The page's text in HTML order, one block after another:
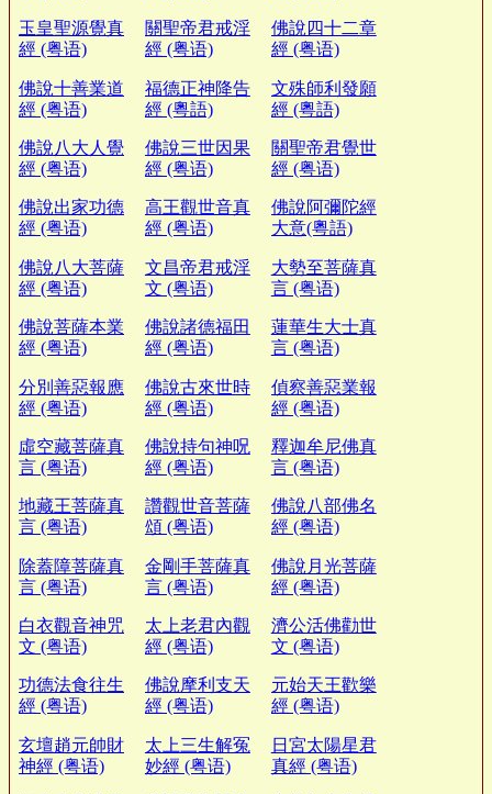
玉皇聖源覺真
經 (粤语)
關聖帝君戒淫
經 (粤语)
佛說四十二章
經 (粤语)
佛說十善業道
經 (粤语)
福德正神降告
經 (粵語)
文殊師利發願
經 (粵語)
佛說八大人覺
經 (粤语)
佛說三世因果
經 (粤语)
關聖帝君覺世
經 (粤语)
佛說出家功德
經 (粤语)
高王觀世音真
經 (粤语)
佛說阿彌陀經
大意(粵語)
佛說八大菩薩
經 (粤语)
文昌帝君戒淫
文 (粤语)
大勢至菩薩真
言 (粤语)
佛說菩薩本業
經 (粤语)
佛說諸德福田
經 (粤语)
蓮華生大士真
言 (粤语)
分別善惡報應
經 (粤语)
佛說古來世時
經 (粤语)
偵察善惡業報
經 (粤语)
虛空藏菩薩真
言 (粤语)
佛說持句神呪
經 (粤语)
釋迦牟尼佛真
言 (粤语)
地藏王菩薩真
言 (粤语)
讚觀世音菩薩
頌 (粤语)
佛說八部佛名
經 (粤语)
除蓋障菩薩真
言 (粤语)
金剛手菩薩真
言 (粤语)
佛說月光菩薩
經 (粤语)
白衣觀音神咒
文 (粤语)
太上老君內觀
經 (粤语)
濟公活佛勸世
文 (粤语)
功德法食往生
經 (粤语)
佛說摩利支天
經 (粤语)
元始天王歡樂
經 (粤语)
玄壇趙元帥財
神經 (粤语)
太上三生解冤
妙經 (粤语)
日宮太陽星君
真經 (粤语)